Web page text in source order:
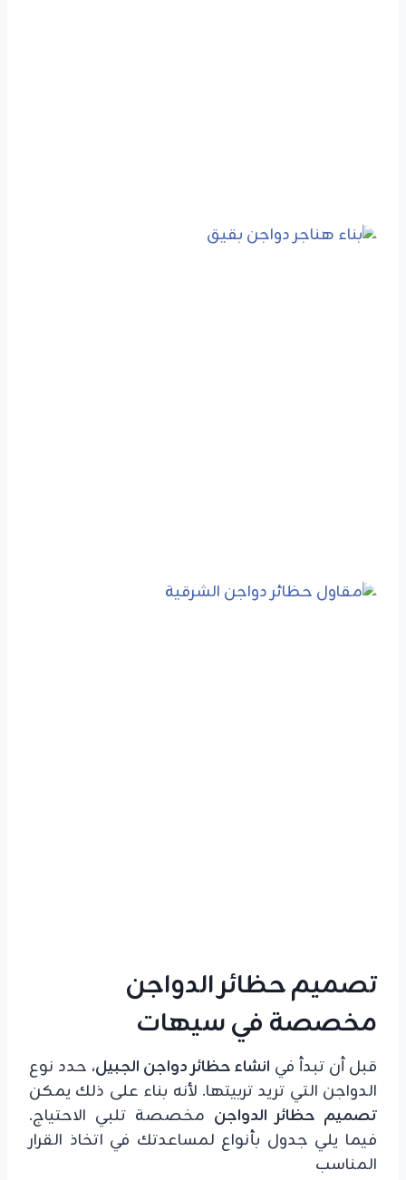
تصميم حظائر الدواجن
مخصصة في سيهات
قبل أن تبدأ في انشاء حظائر دواجن الجبيل، حدد نوع
الدواجن التي تريد تربيتها. لأنه بناء على ذلك يمكن
تصميم حظائر الدواجن مخصصة تلبي الاحتياج.
فيما يلي جدول بأنواع لمساعدتك في اتخاذ القرار
المناسب